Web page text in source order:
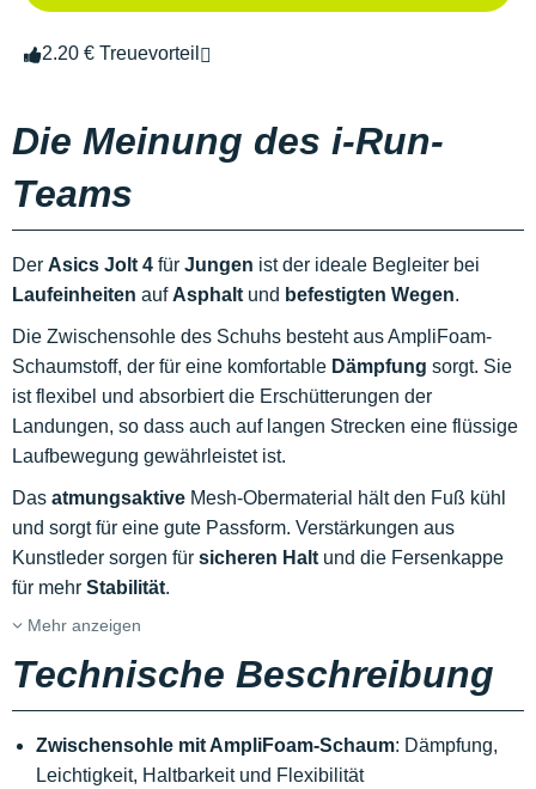
2.20 € Treuevorteil
Die Meinung des i-Run-
Teams
Der Asics Jolt 4 für Jungen ist der ideale Begleiter bei
Laufeinheiten auf Asphalt und befestigten Wegen.
Die Zwischensohle des Schuhs besteht aus AmpliFoam-
Schaumstoff, der für eine komfortable Dämpfung sorgt. Sie
ist flexibel und absorbiert die Erschütterungen der
Landungen, so dass auch auf langen Strecken eine flüssige
Laufbewegung gewährleistet ist.
Das atmungsaktive Mesh-Obermaterial hält den Fuß kühl
und sorgt für eine gute Passform. Verstärkungen aus
Kunstleder sorgen für sicheren Halt und die Fersenkappe
für mehr Stabilität.
Mehr anzeigen
Technische Beschreibung
Zwischensohle mit AmpliFoam-Schaum: Dämpfung,
Leichtigkeit, Haltbarkeit und Flexibilität